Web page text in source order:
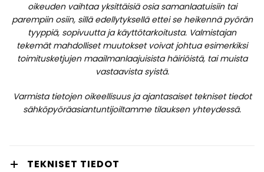
oikeuden vaihtaa yksittäisiä osia samanlaatuisiin tai
parempiin osiin, sillä edellytyksellä ettei se heikennä pyörän
tyyppiä, sopivuutta ja käyttötarkoitusta. Valmistajan
tekemät mahdolliset muutokset voivat johtua esimerkiksi
toimitusketjujen maailmanlaajuisista häiriöistä, tai muista
vastaavista syistä.
Varmista tietojen oikeellisuus ja ajantasaiset tekniset tiedot
sähköpyöräasiantuntijoiltamme tilauksen yhteydessä.
TEKNISET TIEDOT